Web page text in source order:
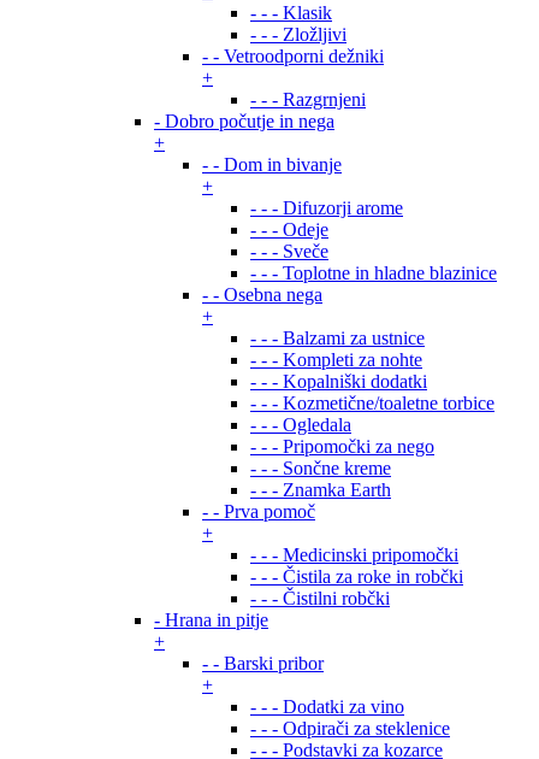
- - - Klasik
- - - Zložljivi
- - Vetroodporni dežniki
+
- - - Razgrnjeni
- Dobro počutje in nega
+
- - Dom in bivanje
+
- - - Difuzorji arome
- - - Odeje
- - - Sveče
- - - Toplotne in hladne blazinice
- - Osebna nega
+
- - - Balzami za ustnice
- - - Kompleti za nohte
- - - Kopalniški dodatki
- - - Kozmetične/toaletne torbice
- - - Ogledala
- - - Pripomočki za nego
- - - Sončne kreme
- - - Znamka Earth
- - Prva pomoč
+
- - - Medicinski pripomočki
- - - Čistila za roke in robčki
- - - Čistilni robčki
- Hrana in pitje
+
- - Barski pribor
+
- - - Dodatki za vino
- - - Odpirači za steklenice
- - - Podstavki za kozarce